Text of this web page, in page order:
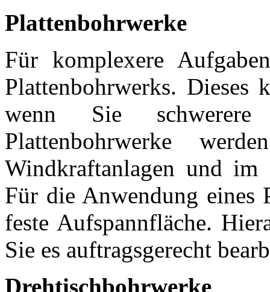
Plattenbohrwerke
Für komplexere
Plattenbohrwerks. Dieses
wenn Sie schwerere
Plattenbohrwerke
Windkraftanlagen und im
Für die Anwendung eines
feste Aufspannfläche.
Sie es auftragsgerecht
Drehtischbohrwerke